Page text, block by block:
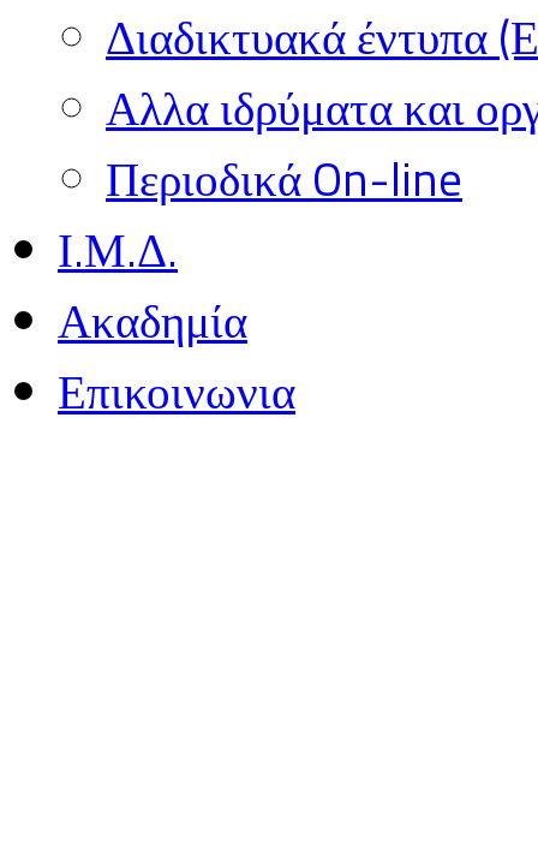
Διαδικτυακά έντυπα
Αλλα ιδρύματα και
Περιοδικά On-line
Ι.Μ.Δ.
Ακαδημία
Επικοινωνια